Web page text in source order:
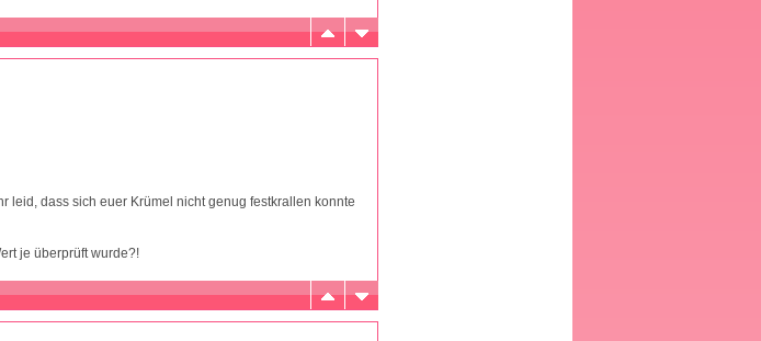
leid, dass sich euer Krümel nicht genug festkrallen konnte
je überprüft wurde?!